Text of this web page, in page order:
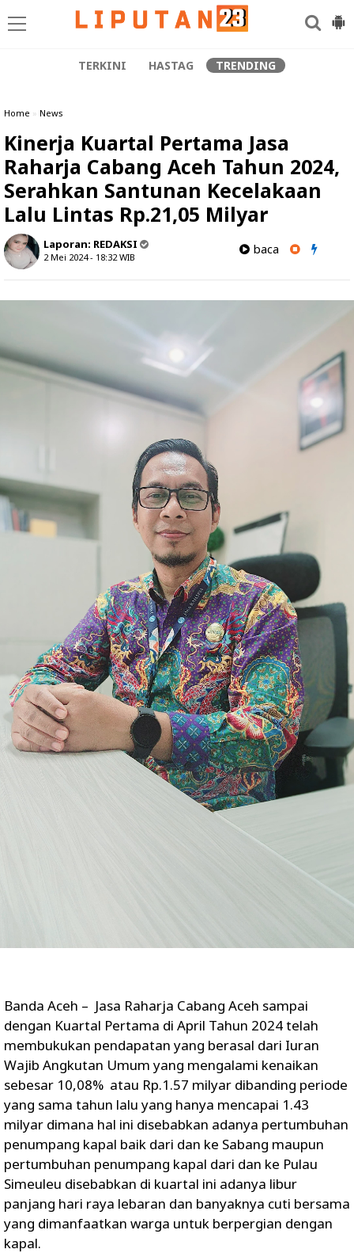
TERKINI HASTAG TRENDING
Home » News
Kinerja Kuartal Pertama Jasa
Raharja Cabang Aceh Tahun 2024,
Serahkan Santunan Kecelakaan
Lalu Lintas Rp.21,05 Milyar
Laporan: REDAKSI
2 Mei 2024 - 18:32WIB
baca
Banda Aceh – Jasa Raharja Cabang Aceh sampai
dengan Kuartal Pertama di April Tahun 2024 telah
membukukan pendapatan yang berasal dari Iuran
Wajib Angkutan Umum yang mengalami kenaikan
sebesar 10,08% atau Rp.1.57 milyar dibanding periode
yang sama tahun lalu yang hanya mencapai 1.43
milyar dimana hal ini disebabkan adanya pertumbuhan
penumpang kapal baik dari dan ke Sabang maupun
pertumbuhan penumpang kapal dari dan ke Pulau
Simeuleu disebabkan di kuartal ini adanya libur
panjang hari raya lebaran dan banyaknya cuti bersama
yang dimanfaatkan warga untuk berpergian dengan
kapal.